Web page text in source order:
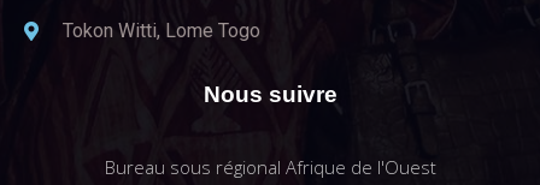
Tokon Witti, Lome Togo
Nous suivre
Bureau sous régional Afrique de l'Ouest